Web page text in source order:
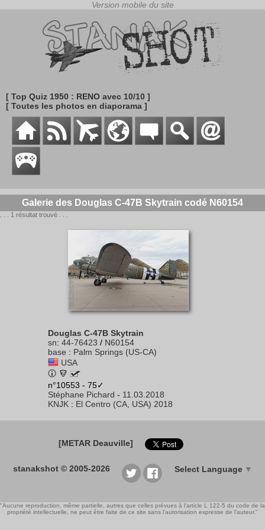
[ Top Quiz 1950 : RENO avec 10/10 ]
[ Toutes les photos en diaporama ]
Galerie des Douglas C-47B Skytrain codé N60154
. . . 1 résultat trouvé . . .
Douglas C-47B Skytrain
sn: 44-76423 / N60154
base : Palm Springs (US-CA)
USA
n°10553 - 75✓
Stéphane Pichard - 11.03.2018
KNJK : El Centro (CA, USA) 2018
[METAR Deauville]
stanakshot © 2005-2026 Select Language ▼
"Aucune reproduction, même partielle, autres que celles prévues à l'article L 122-5 du code de la
propriété intellectuelle, ne peut être faite de ce site sans l'autorisation expresse de l'auteur."